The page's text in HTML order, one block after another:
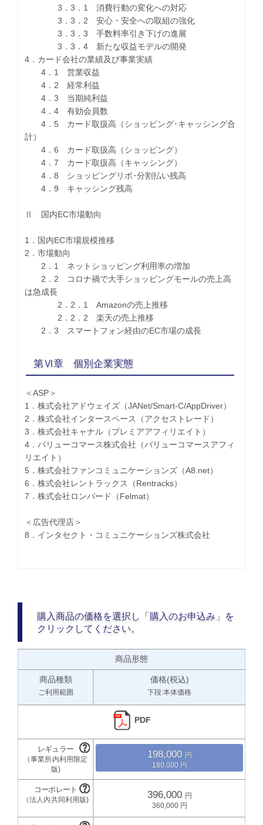
3．3．1 消費行動の変化への対応
3．3．2 安心・安全への取組の強化
3．3．3 手数料率引き下げの進展
3．3．4 新たな収益モデルの開発
4．カード会社の業績及び事業実績
4．1 営業収益
4．2 経常利益
4．3 当期純利益
4．4 有効会員数
4．5 カード取扱高（ショッピング･キャッシング合
計）
4．6 カード取扱高（ショッピング）
4．7 カード取扱高（キャッシング）
4．8 ショッピングリボ･分割払い残高
4．9 キャッシング残高
Ⅱ 国内EC市場動向
1．国内EC市場規模推移
2．市場動向
2．1 ネットショッピング利用率の増加
2．2 コロナ禍で大手ショッピングモールの売上高
は急成長
2．2．1 Amazonの売上推移
2．2．2 楽天の売上推移
2．3 スマートフォン経由のEC市場の成長
第Ⅵ章 個別企業実態
＜ASP＞
1．株式会社アドウェイズ（JANet/Smart-C/AppDriver）
2．株式会社インタースペース（アクセストレード）
3．株式会社キャナル（プレミアアフィリエイト）
4．バリューコマース株式会社（バリューコマースアフィ
リエイト）
5．株式会社ファンコミュニケーションズ（A8.net）
6．株式会社レントラックス（Rentracks）
7．株式会社ロンバード（Felmat）
＜広告代理店＞
8．インタセクト・コミュニケーションズ株式会社
購入商品の価格を選択し「購入のお申込み」を
クリックしてください。
商品形態
商品種類
ご利用範囲
価格(税込)
下段:本体価格
PDF
198,000
180,000
396,000
360,000